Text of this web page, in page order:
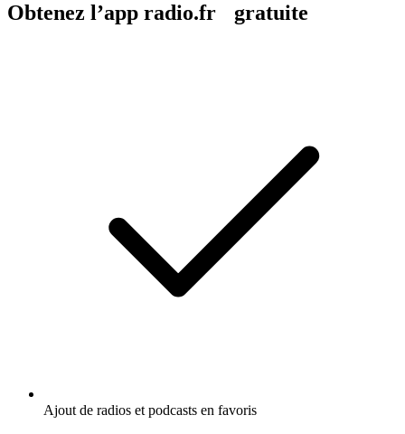
Obtenez l’app radio.fr gratuite
Ajout de radios et podcasts en favoris